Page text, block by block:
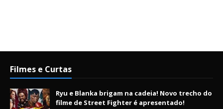
Filmes e Curtas
Ryu e Blanka brigam na cadeia! Novo trecho do
filme de Street Fighter é apresentado!